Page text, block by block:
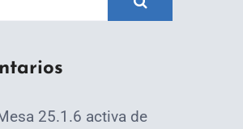
25.1.6 activa de